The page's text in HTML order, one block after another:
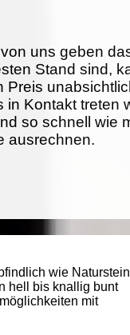
uns geben
Stand sind,
Preis
in Kontakt treten
so schnell wie
ausrechnen.
wie
hell bis knallig bunt
mit